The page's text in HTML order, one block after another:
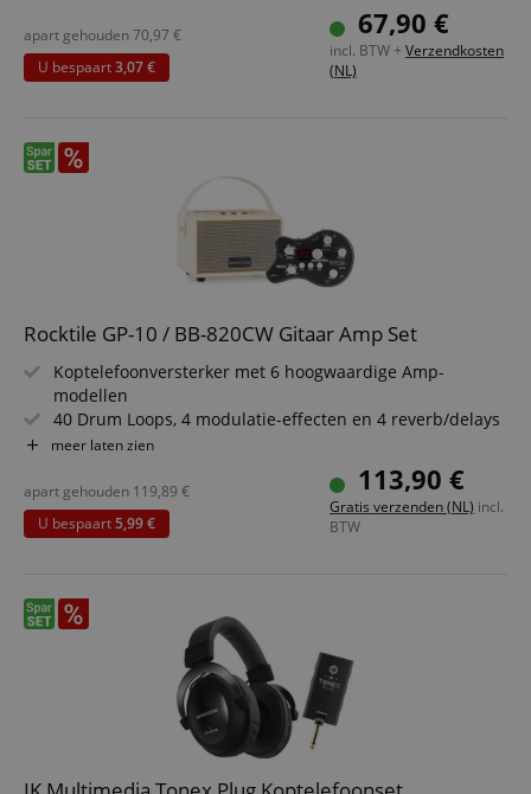
Set incl. hoogwaardige Pronomic instrumentkabel
67,90 €
incl. BTW + Verzendkosten
(NL)
apart gehouden70,97 €
U bespaart3,07 €
Rocktile GP-10 / BB-820CW Gitaar Amp Set
Koptelefoonversterker met 6 hoogwaardige Amp-
modellen
40 Drum Loops, 4 modulatie-effecten en 4 reverb/delays
Premium Bluetooth speaker met behuizing in lederlook
5200 mAh accu met meer dan 10 uur looptijd
4" fullrange speaker voor volle bassen
Inclusief Aux-kabel
meer laten zien
113,90 €
Gratis verzenden (NL) incl.
BTW
apart gehouden 119,89 €
U bespaart5,99 €